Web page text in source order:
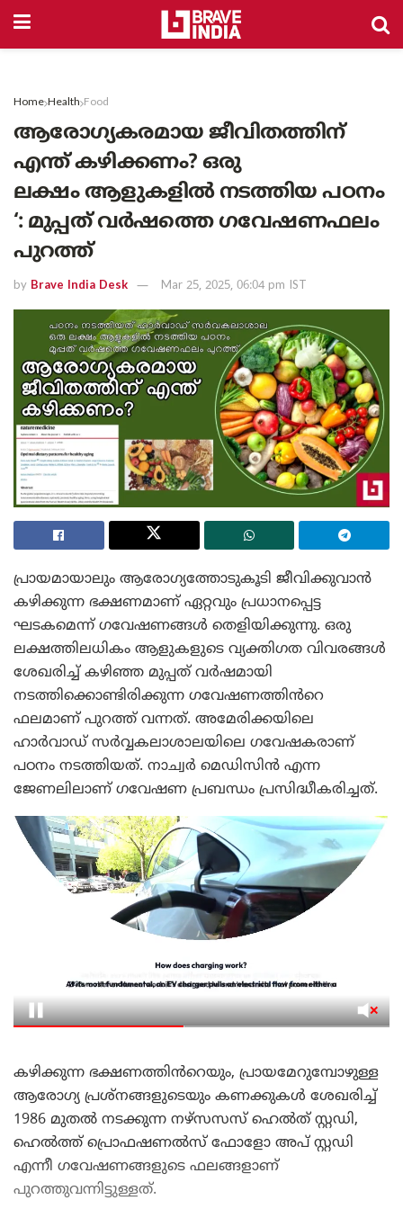
Home Health Food
ആരോഗ്യകരമായ ജീവിതത്തിന്
എന്ത് കഴിക്കണം? ഒരു
ലക്ഷം ആളുകളിൽ നടത്തിയ പഠനം
‘: മുപ്പത് വർഷത്തെ ഗവേഷണഫലം
പുറത്ത്
by Brave India Desk Mar 25, 2025, 06:04 pm IST
പ്രായമായാലും ആരോഗ്യത്തോടുകൂടി ജീവിക്കുവാൻ
കഴിക്കുന്ന ഭക്ഷണമാണ് ഏറ്റവും പ്രധാനപ്പെട്ട
ഘടകമെന്ന് ഗവേഷണങ്ങൾ തെളിയിക്കുന്നു. ഒരു
ലക്ഷത്തിലധികം ആളുകളുടെ വ്യക്തിഗത വിവരങ്ങൾ
ശേഖരിച്ച് കഴിഞ്ഞ മുപ്പത് വർഷമായി
നടത്തിക്കൊണ്ടിരിക്കുന്ന ഗവേഷണത്തിൻറെ
ഫലമാണ് പുറത്ത് വന്നത്. അമേരിക്കയിലെ
ഹാർവാഡ് സർവ്വകലാശാലയിലെ ഗവേഷകരാണ്
പഠനം നടത്തിയത്. നാച്വർ മെഡിസിൻ എന്ന
ജേണലിലാണ് ഗവേഷണ പ്രബന്ധം പ്രസിദ്ധീകരിച്ചത്.
കഴിക്കുന്ന ഭക്ഷണത്തിൻറെയും, പ്രായമേറുമ്പോഴുള്ള
ആരോഗ്യ പ്രശ്നങ്ങളുടെയും കണക്കുകൾ ശേഖരിച്ച്
1986 മുതൽ നടക്കുന്ന നഴ്സസസ് ഹെൽത് സ്റ്റഡി,
ഹെൽത്ത് പ്രൊഫഷണൽസ് ഫോളോ അപ് സ്റ്റഡി
എന്നീ ഗവേഷണങ്ങളുടെ ഫലങ്ങളാണ്
പുറത്തുവന്നിട്ടുള്ളത്.